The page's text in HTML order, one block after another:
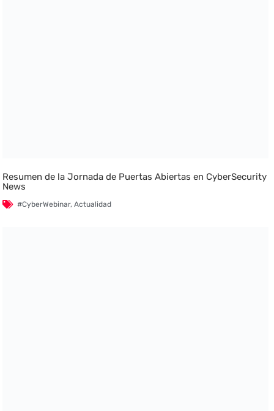
Resumen de la Jornada de Puertas Abiertas en CyberSecurity
News
#CyberWebinar,Actualidad